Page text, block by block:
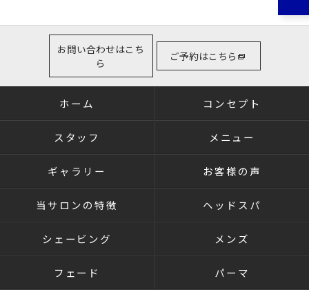
お問い合わせはこち
ら
ご予約はこちら
ホーム コンセプト
スタッフ メニュー
ギャラリー お客様の声
当サロンの特徴 ヘッドスパ
シェービング メンズ
フェード パーマ